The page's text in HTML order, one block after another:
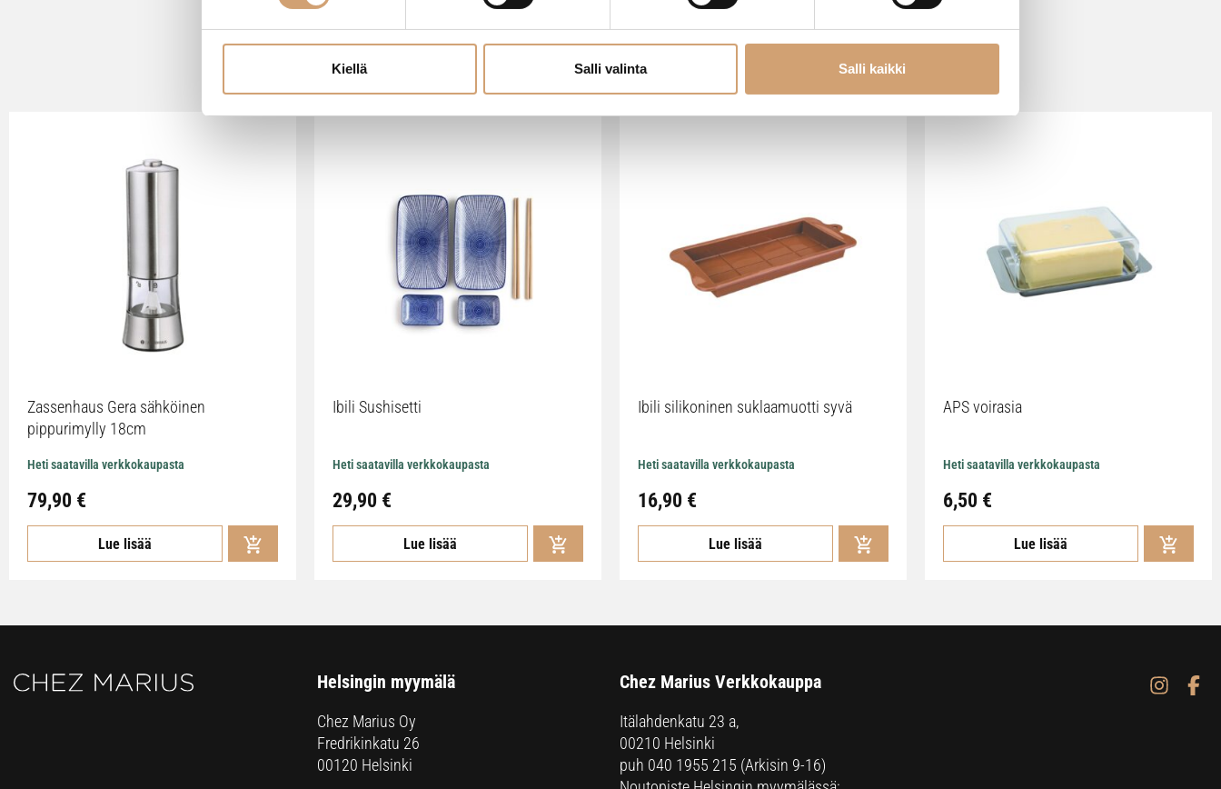
Kiellä Salli valinta Salli kaikki
Zassenhaus Gera sähköinen
pippurimylly 18cm
Heti saatavilla verkkokaupasta
79,90 €
Lue lisää
Ibili Sushisetti
Heti saatavilla verkkokaupasta
29,90 €
Lue lisää
Ibili silikoninen suklaamuotti syvä
Heti saatavilla verkkokaupasta
16,90 €
Lue lisää
APS voirasia
Heti saatavilla verkkokaupasta
6,50 €
Lue lisää
Helsingin myymälä
Chez Marius Oy
Fredrikinkatu 26
00120 Helsinki
Chez Marius Verkkokauppa
Itälahdenkatu 23 a,
00210 Helsinki
puh 040 1955 215 (Arkisin 9-16)